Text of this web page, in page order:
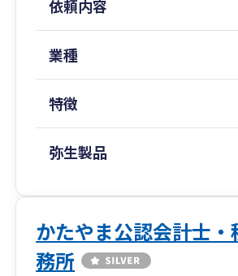
・ご来所での対面、近隣のお客
Google Meetでのオンライン面談
わせてお選びいただけます。日々
の作成はもちろん、建設業をはじ
可取得申請、経営状況分析申請な
います。
依頼内容
業種
特徴
弥生製品
かたやま公認会計士・
務所